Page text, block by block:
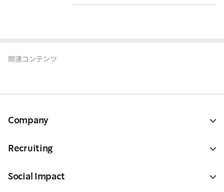
関連コンテンツ
Company
Recruiting
Social Impact